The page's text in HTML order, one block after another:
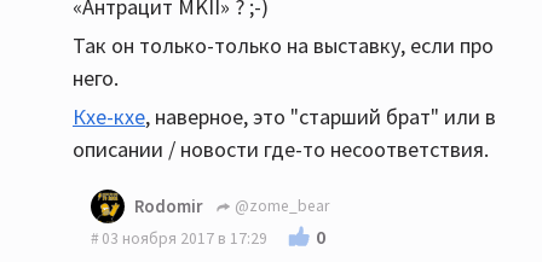
«Антрацит MKII» ? ;-)
Так он только-только на выставку, если про
него.
Кхе-кхе, наверное, это "старший брат" или в
описании / новости где-то несоответствия.
Rodomir
@zome_bear
03 ноября 2017 в 17:29
0